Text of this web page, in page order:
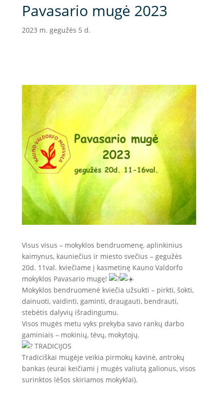
Pavasario mugė 2023
2023 m. gegužės 5 d.
Visus visus – mokyklos bendruomenę, aplinkinius
kaimynus, kauniečius ir miesto svečius – gegužės
20d. 11val. kviečiame į kasmetinę Kauno Valdorfo
mokyklos Pavasario mugę!
Mokyklos bendruomenė kviečia užsukti – pirkti, šokti,
dainuoti, vaidinti, gaminti, draugauti, bendrauti,
stebėtis dalyvių išradingumu.
Visos mugės metu vyks prekyba savo rankų darbo
gaminiais – mokinių, tėvų, mokytojų.
TRADICIJOS
Tradiciškai mugėje veikia pirmokų kavinė, antrokų
bankas (eurai keičiami į mugės valiutą galionus, visos
surinktos lėšos skiriamos mokyklai).